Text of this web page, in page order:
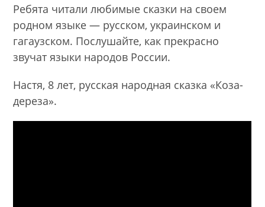
Ребята читали любимые сказки на своем
родном языке — русском, украинском и
гагаузском. Послушайте, как прекрасно
звучат языки народов России.
Настя, 8 лет, русская народная сказка «Коза-
дереза».